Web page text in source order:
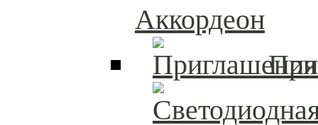
Аккордеон